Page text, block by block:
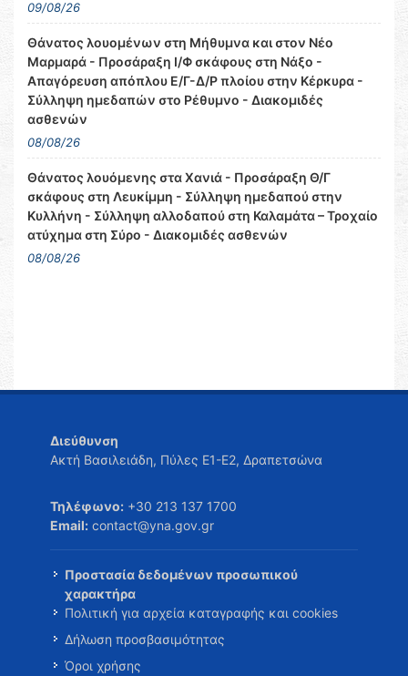
09/08/26
Θάνατος λουομένων στη Μήθυμνα και στον Νέο
Μαρμαρά - Προσάραξη Ι/Φ σκάφους στη Νάξο -
Απαγόρευση απόπλου Ε/Γ-Δ/Ρ πλοίου στην Κέρκυρα -
Σύλληψη ημεδαπών στο Ρέθυμνο - Διακομιδές
ασθενών
08/08/26
Θάνατος λουόμενης στα Χανιά - Προσάραξη Θ/Γ
σκάφους στη Λευκίμμη - Σύλληψη ημεδαπού στην
Κυλλήνη - Σύλληψη αλλοδαπού στη Καλαμάτα – Τροχαίο
ατύχημα στη Σύρο - Διακομιδές ασθενών
08/08/26
Διεύθυνση
Ακτή Βασιλειάδη, Πύλες Ε1-Ε2, Δραπετσώνα
Τηλέφωνο: +30 213 137 1700
Email: contact@yna.gov.gr
Προστασία δεδομένων προσωπικού
χαρακτήρα
Πολιτική για αρχεία καταγραφής και cookies
Δήλωση προσβασιμότητας
Όροι χρήσης